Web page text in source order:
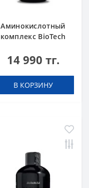
Аминокислотный
комплекс BioTech
Chrome concentrate
14 990 тг.
В КОРЗИНУ